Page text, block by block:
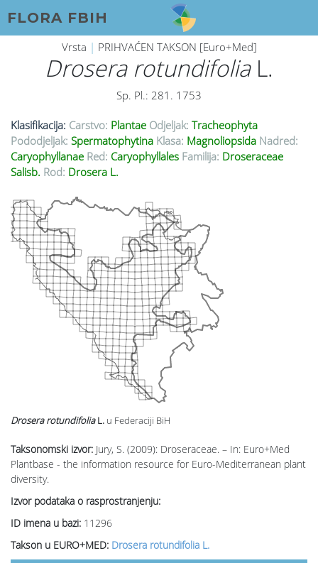
FLORA FBIH
Vrsta | PRIHVAĆEN TAKSON [Euro+Med]
Drosera rotundifolia L.
Sp. Pl.: 281. 1753
Klasifikacija: Carstvo: Plantae Odjeljak: Tracheophyta
Pododjeljak: Spermatophytina Klasa: Magnoliopsida Nadred:
Caryophyllanae Red: Caryophyllales Familija: Droseraceae
Salisb. Rod: Drosera L.
Taksonomski izvor: Jury, S. (2009): Droseraceae. – In: Euro+Med
Plantbase - the information resource for Euro-Mediterranean plant
diversity.
Izvor podataka o rasprostranjenju:
ID imena u bazi: 11296
Takson u EURO+MED: Drosera rotundifolia L.
Drosera rotundifoliaL. u Federaciji BiH